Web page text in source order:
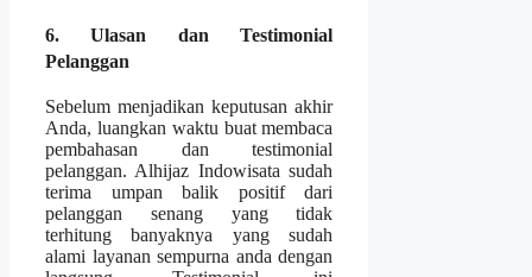
6. Ulasan dan Testimonial
Pelanggan
Sebelum menjadikan keputusan akhir
Anda, luangkan waktu buat membaca
pembahasan dan testimonial
pelanggan. Alhijaz Indowisata sudah
terima umpan balik positif dari
pelanggan senang yang tidak
terhitung banyaknya yang sudah
alami layanan sempurna anda dengan